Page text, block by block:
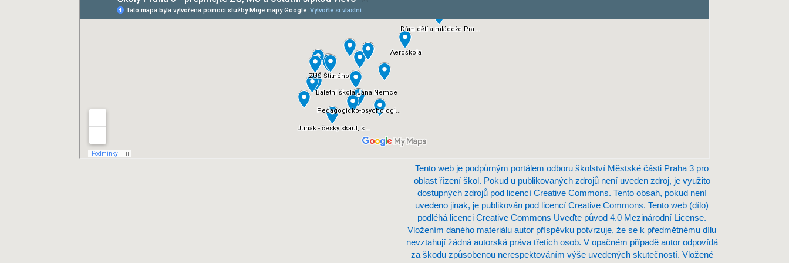
Tento web je podpůrným portálem odboru školství Městské části Praha 3 pro
oblast řízení škol. Pokud u publikovaných zdrojů není uveden zdroj, je využito
dostupných zdrojů pod licencí Creative Commons. Tento obsah, pokud není
uvedeno jinak, je publikován pod licencí Creative Commons. Tento web (dílo)
podléhá licenci Creative Commons Uveďte původ 4.0 Mezinárodní License.
Vložením daného materiálu autor příspěvku potvrzuje, že se k předmětnému dílu
nevztahují žádná autorská práva třetích osob. V opačném případě autor odpovídá
za škodu způsobenou nerespektováním výše uvedených skutečností. Vložené